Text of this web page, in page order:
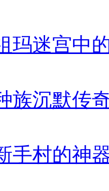
玛迷宫中
族沉默传
手村的神